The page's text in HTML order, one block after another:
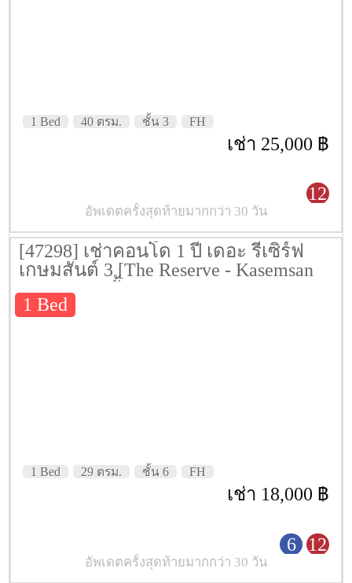
1 Bed 40 ตรม. ชั้น 3 FH
เช่า 25,000 ฿
12
อัพเดตครั้งสุดท้ายมากกว่า 30 วัน
[47298] เช่าคอนโด 1 ปี เดอะ รีเซิร์ฟ
เกษมสันต์ 3 [The Reserve - Kasemsan
3] 29 ตรม. ชั้น 6
1 Bed
1 Bed 29 ตรม. ชั้น 6 FH
เช่า 18,000 ฿
6 12
อัพเดตครั้งสุดท้ายมากกว่า 30 วัน